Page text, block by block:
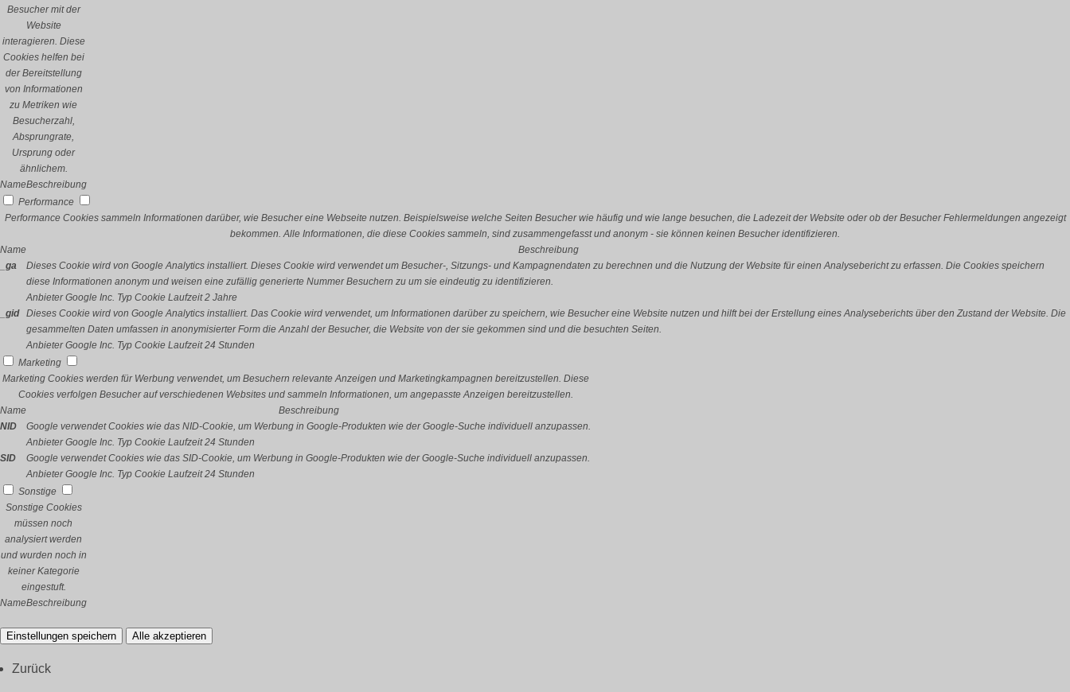
Besucher mit der
Website
interagieren. Diese
Cookies helfen bei
der Bereitstellung
von Informationen
zu Metriken wie
Besucherzahl,
Absprungrate,
Ursprung oder
ähnlichem.
NameBeschreibung
Performance
Performance Cookies sammeln Informationen darüber, wie Besucher eine Webseite nutzen. Beispielsweise welche Seiten Besucher wie häufig und wie lange besuchen, die Ladezeit der Website oder ob der Besucher Fehlermeldungen angezeigt
bekommen. Alle Informationen, die diese Cookies sammeln, sind zusammengefasst und anonym - sie können keinen Besucher identifizieren.
Name
Beschreibung
_ga
Dieses Cookie wird von Google Analytics installiert. Dieses Cookie wird verwendet um Besucher-, Sitzungs- und Kampagnendaten zu berechnen und die Nutzung der Website für einen Analysebericht zu erfassen. Die Cookies speichern
diese Informationen anonym und weisen eine zufällig generierte Nummer Besuchern zu um sie eindeutig zu identifizieren.
Anbieter Google Inc. Typ Cookie Laufzeit 2 Jahre
_gid
Dieses Cookie wird von Google Analytics installiert. Das Cookie wird verwendet, um Informationen darüber zu speichern, wie Besucher eine Website nutzen und hilft bei der Erstellung eines Analyseberichts über den Zustand der Website. Die
gesammelten Daten umfassen in anonymisierter Form die Anzahl der Besucher, die Website von der sie gekommen sind und die besuchten Seiten.
Anbieter Google Inc. Typ Cookie Laufzeit 24 Stunden
Marketing
Marketing Cookies werden für Werbung verwendet, um Besuchern relevante Anzeigen und Marketingkampagnen bereitzustellen. Diese
Cookies verfolgen Besucher auf verschiedenen Websites und sammeln Informationen, um angepasste Anzeigen bereitzustellen.
Name
Beschreibung
NID
Google verwendet Cookies wie das NID-Cookie, um Werbung in Google-Produkten wie der Google-Suche individuell anzupassen.
Anbieter Google Inc. Typ Cookie Laufzeit 24 Stunden
SID
Google verwendet Cookies wie das SID-Cookie, um Werbung in Google-Produkten wie der Google-Suche individuell anzupassen.
Anbieter Google Inc. Typ Cookie Laufzeit 24 Stunden
Sonstige
Sonstige Cookies
müssen noch
analysiert werden
und wurden noch in
keiner Kategorie
eingestuft.
NameBeschreibung
Einstellungen speichern Alle akzeptieren
Zurück